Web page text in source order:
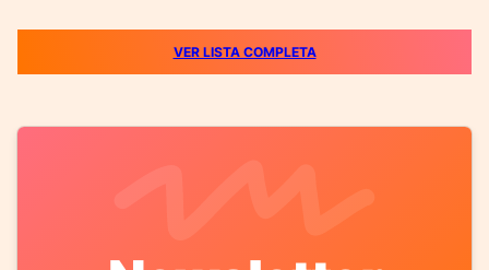
VER LISTA COMPLETA